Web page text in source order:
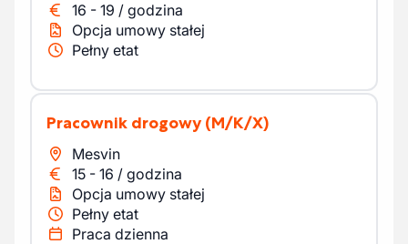
16 - 19 / godzina
Opcja umowy stałej
Pełny etat
pracownik drogowy (M/K/X)
Mesvin
15 - 16 / godzina
Opcja umowy stałej
Pełny etat
Praca dzienna